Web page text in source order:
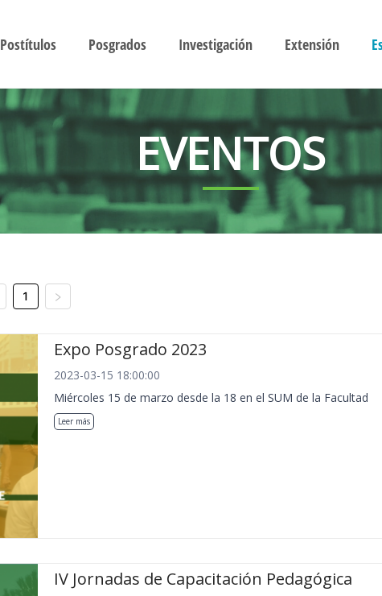
Postítulos Posgrados Investigación Extensión
EVENTOS
1
Expo Posgrado 2023
2023-03-15 18:00:00
Miércoles 15 de marzo desde la 18 en el SUM de la Facultad
Leer más
IV Jornadas de Capacitación Pedagógica